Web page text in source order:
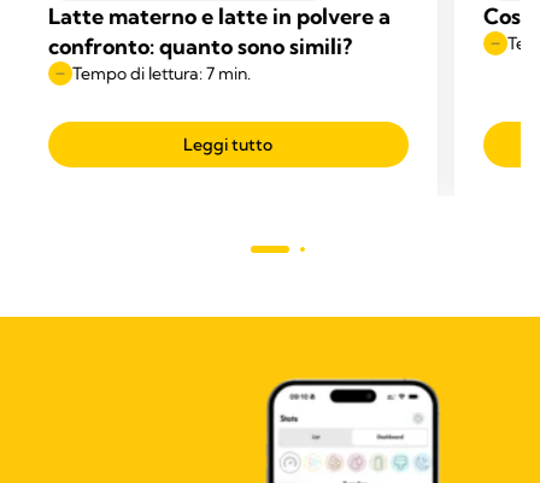
Latte materno e latte in polvere a
confronto: quanto sono simili?
Tempo di lettura: 7 min.
Leggi tutto